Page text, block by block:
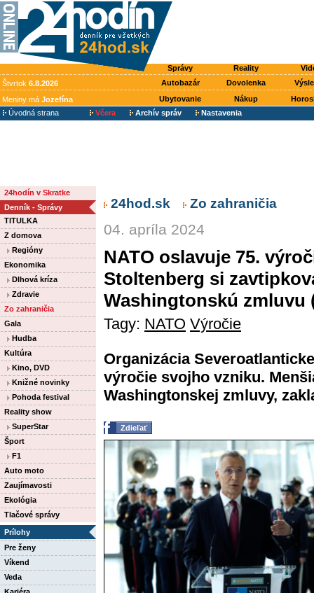
Správy Reality
Štvrtok 6.8.2026 Autobazár Dovolenka
Meniny má Jozefína Ubytovanie Nákup
Úvodná strana
Včera Archív správ Nastavenia
24hodín v Skratke
Denník - Správy
TITULKA
Z domova
Regióny
Ekonomika
Dlhová kríza
Zdravie
Zo zahraničia
Gala
Hudba
Kultúra
Kino, DVD
Knižné novinky
Pohoda festival
Reality show
SuperStar
Šport
F1
Auto moto
Zaujímavosti
Ekológia
Tlačové správy
Prílohy
Pre ženy
Víkend
Veda
24hod.sk Zo zahraničia
04. apríla 2024
NATO oslavuje 75.
Stoltenberg si
Washingtonskú zmluvu
Tagy: NATO Výročie
Organizácia
výročie svojho vzniku.
Washingtonskej zmluvy,
Zdieľať